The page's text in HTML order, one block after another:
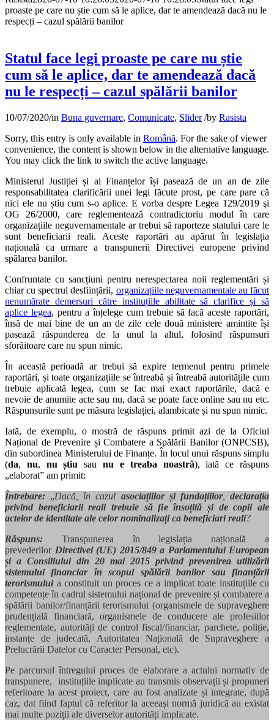
proaste pe care nu știe cum să le aplice, dar te amendează dacă nu le
respecți – cazul spălării banilor
Statul face legi proaste pe care nu știe
cum să le aplice, dar te amendează dacă
nu le respecți – cazul spălării banilor
10/07/2020/in Buna guvernare, Comunicate, Slider /by Rasista
Sorry, this entry is only available in Română. For the sake of viewer
convenience, the content is shown below in the alternative language.
You may click the link to switch the active language.
Ministerul Justiției și al Finanțelor își pasează de un an de zile
responsabilitatea clarificării unei legi făcute prost, pe care pare că
nici ele nu știu cum s-o aplice. E vorba despre Legea 129/2019 şi
OG 26/2000, care reglementează contradictoriu modul în care
organizațiile neguvernamentale ar trebui să raporteze statului care le
sunt beneficiarii reali. Aceste raportări au apărut în legislația
națională ca urmare a transpunerii Directivei europene privind
spălarea banilor.
Confruntate cu sancțiuni pentru nerespectarea noii reglementări și
chiar cu spectrul desființării, organizațiile neguvernamentale au făcut
nenumărate demersuri către instituțiile abilitate să clarifice și să
aplice legea, pentru a înțelege cum trebuie să facă aceste raportări,
însă de mai bine de un an de zile cele două ministere amintite își
pasează răspunderea de la unul la altul, folosind răspunsuri
sforăitoare care nu spun nimic.
În această perioadă ar trebui să expire termenul pentru primele
raportări, și toate organizațiile se întreabă și întreabă autoritățile cum
trebuie aplicată legea, cum se fac mai exact raportările, dacă e
nevoie de anumite acte sau nu, dacă se poate face online sau nu etc.
Răspunsurile sunt pe măsura legislației, alambicate și nu spun nimic.
Iată, de exemplu, o mostră de răspuns primit azi de la Oficiul
Național de Prevenire și Combatere a Spălării Banilor (ONPCSB),
din subordinea Ministerului de Finanțe. În locul unui răspuns simplu
(da, nu, nu știu saunu e treaba noastră), iată ce răspuns
„elaborat” am primit:
Întrebare: „Dacă, în cazul asociațiilor și fundațiilor,declarația
privind beneficiarii reali trebuie să fie însoțită și de copii ale
actelor de identitate ale celor nominalizați ca beneficiari reali?
Răspuns: Transpunerea în legislația națională a
prevederilor Directivei (UE) 2015/849 a Parlamentului European
și a Consiliului din 20 mai 2015 privind prevenirea utilizării
sistemului financiar în scopul spălării banilor sau finanțării
terorismului a constituit un proces ce a implicat toate instituțiile cu
competențe în cadrul sistemului național de prevenire și combatere a
spălării banilor/finanțării terorismului (organismele de supraveghere
prudențială financiară, organismele de conducere ale profesiilor
reglementate, autorități de control fiscal/financiar, parchete, poliție,
instanțe de judecată, Autoritatea Națională de Supraveghere a
Prelucrării Datelor cu Caracter Personal, etc).
Pe parcursul întregului proces de elaborare a actului normativ de
transpunere, instituțiile implicate au transmis observații și propuneri
referitoare la acest proiect, care au fost analizate și integrate, după
caz, dat fiind faptul că referitor la aceeași normă juridică au existat
mai multe poziții ale diverselor autorități implicate.